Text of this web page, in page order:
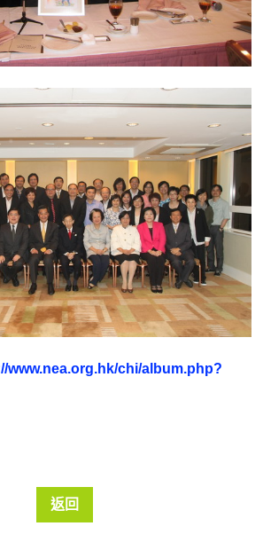
www.nea.org.hk/chi/album.php?
返回